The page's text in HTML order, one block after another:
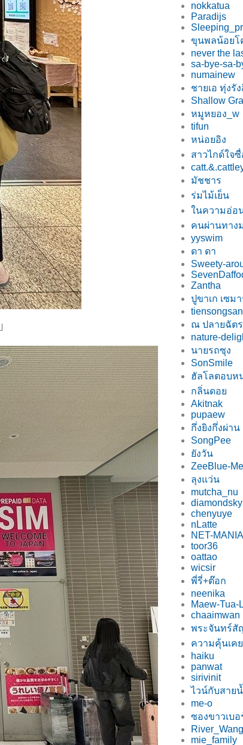
nokkatua
Paradijs
ขุนพลน้อยโ
never the
sa-bye-sa-
numainew
ชายเอ ทุ่งรั
Shallow
หมูหยอง_w
tifun
หน่อยอิง
สาวไกด์ใจ
มัชชาร
ร่มไม้เย็น
นความอ่อ
คนผ่านทาง
yyswim
ดา ดา
Sweety-
Zantha
ปูขาเก เซม
ณ ปลายฉัตร
nature-
นายรถซุง
SonSmile
ฮัลโลตอบ
กลิ่นดอ
Akitnak
pupaew
กึ่งยิงกึ่งผ่าน
SongPee
ังวัน
ZeeBlue-
ลุงแว่น
mutcha_nu
diamondsky
chenyuye
nLatte
NET-MANIA
toor36
oattao
wicsir
พี่รี่+ต๊อก
neenika
Maew-Tua-
chaaimwan
พระจันทร์สั
ความคุ้นเค
haiku
panwat
sirivinit
ไวน์กับสาย
me-o
ซองขาวเบอ
River_Wang
mie_family